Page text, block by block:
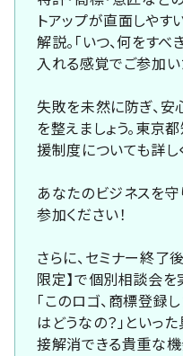
トアップが直面しやす
解説。「いつ、何をすべ
入れる感覚でご参加い
失敗を未然に防ぎ、
を整えましょう。東京
援制度についても詳し
あなたのビジネスを守
参加ください！
さらに、セミナー終了
限定】で個別相談会を
「このロゴ、商標登録
はどうなの？」といっ
接解消できる貴重な